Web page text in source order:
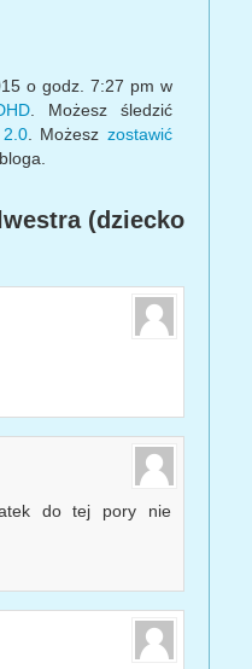
o godz. 7:27 pm w
. Możesz śledzić
2.0 . Możesz zostawić
(dziecko
do tej pory nie